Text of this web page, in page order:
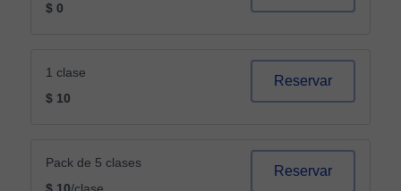
$ 0
1 clase
$ 10
Reservar
Pack de 5 clases
Reservar